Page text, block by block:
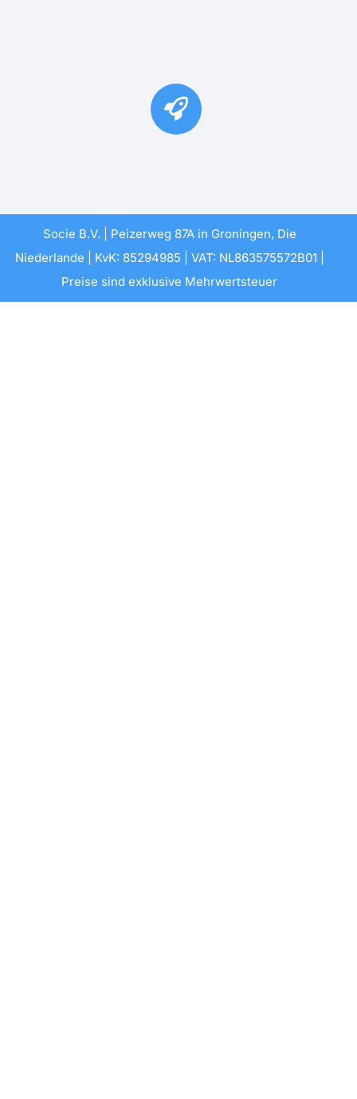
Socie B.V. | Peizerweg 87A in Groningen, Die
Niederlande | KvK: 85294985 | VAT: NL863575572B01 |
Preise sind exklusive Mehrwertsteuer